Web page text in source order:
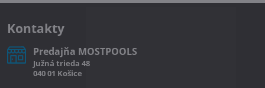
Kontakty
Predajňa MOSTPOOLS
Južná trieda 48
040 01 Košice